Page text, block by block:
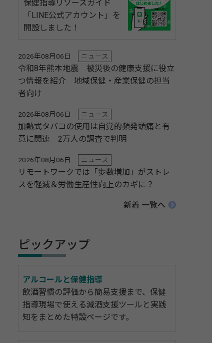
保健指導リソースガイド
「LINE公式アカウント」を
開設しました！
2026年08月06日 ニュース
令和8年熊本地震 被災後の健康支援に役立
つ情報を紹介 地域保健・産業保健の担当
者向け
2026年08月06日 ニュース
加熱式タバコの使用は自覚的頻発頭痛と有
意に関連 2万人の調査で判明
2026年08月06日 ニュース
リモートワークでは「歩数増加」がストレ
スを軽減＆労働生産性向上のカギに？
新着 一覧へ
ピックアップ
アルコールと保健指導
飲酒習慣の評価から簡易支援まで、保健
指導現場で使える減酒支援ツールと実践
知をまとめた特設ページです。